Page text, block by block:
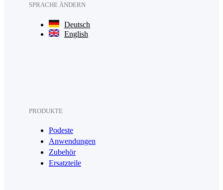
SPRACHE ÄNDERN
Deutsch
English
PRODUKTE
Podeste
Anwendungen
Zubehör
Ersatzteile